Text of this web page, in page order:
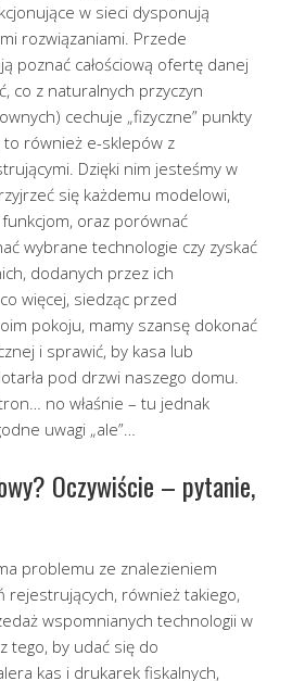
w sieci dysponują
rozwiązaniami. Przede
poznać całościową ofertę danej
co z naturalnych przyczyn
cechuje „fizyczne” punkty
to również e-sklepów z
Dzięki nim jesteśmy w
się każdemu modelowi,
oraz porównać
wybrane technologie czy zyskać
dodanych przez ich
więcej, siedząc przed
pokoju, mamy szansę dokonać
i sprawić, by kasa lub
pod drzwi naszego domu.
no właśnie – tu jednak
uwagi „ale”…
Oczywiście – pytanie,
problemu ze znalezieniem
rejestrujących, również takiego,
wspomnianych technologii w
tego, by udać się do
kas i drukarek fiskalnych,